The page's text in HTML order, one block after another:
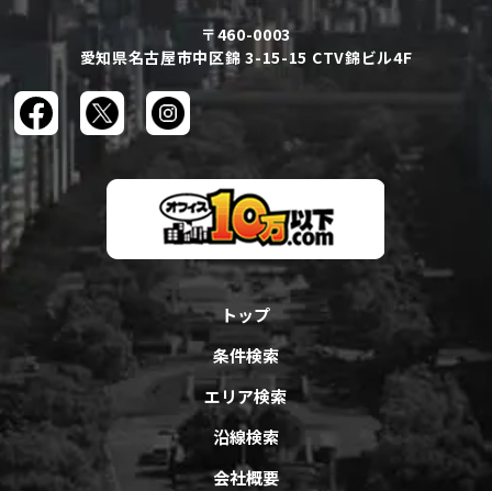
〒460-0003
愛知県名古屋市中区錦 3-15-15 CTV錦ビル4F
トップ
条件検索
エリア検索
沿線検索
会社概要